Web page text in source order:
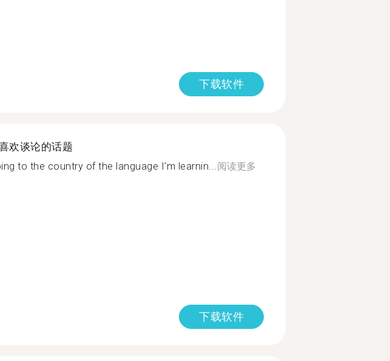
下载软件
欢谈论的话题
to the country of the language I'm learnin...阅读更多
下载软件